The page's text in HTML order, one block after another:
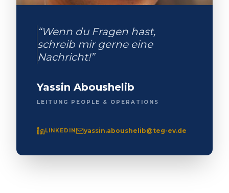
“Wenn du Fragen hast,
schreib mir gerne eine
Nachricht!”
Yassin Aboushelib
LEITUNG PEOPLE & OPERATIONS
LINKEDIN yassin.aboushelib@teg-ev.de